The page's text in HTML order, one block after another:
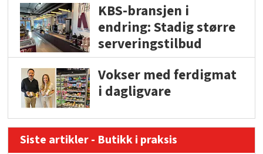
KBS-bransjen i
endring: Stadig større
serveringstilbud
Vokser med ferdigmat
i dagligvare
Siste artikler - Butikk i praksis